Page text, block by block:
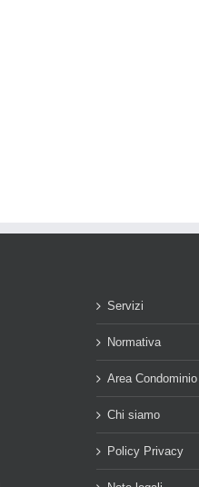
Servizi
Normativa
Area Condominio
Chi siamo
Policy Privacy